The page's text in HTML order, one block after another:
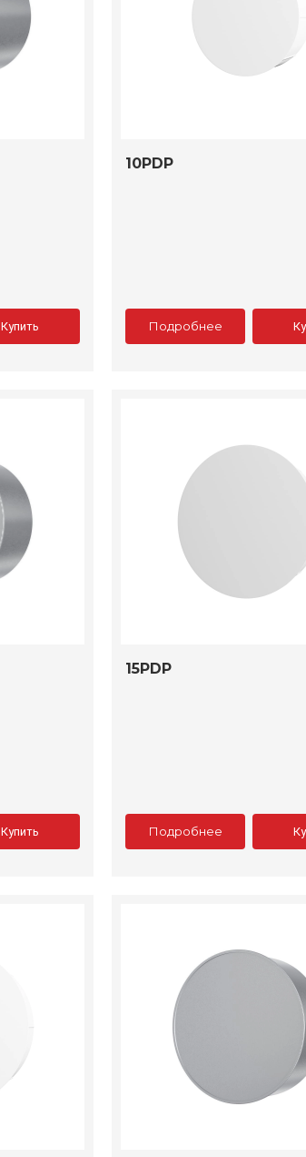
Купить
10PDP
Подробнее
Купить
15PDP
Подробнее